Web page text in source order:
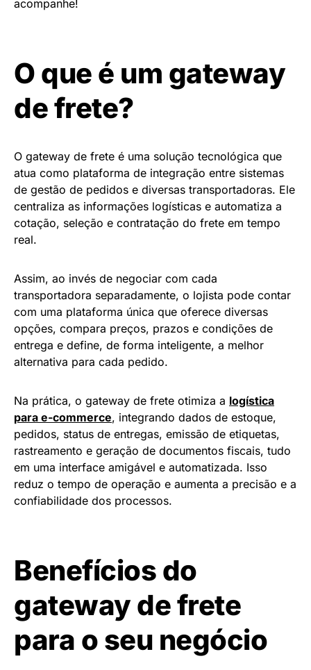
acompanhe!
O que é um gateway
de frete?
O gateway de frete é uma solução tecnológica que
atua como plataforma de integração entre sistemas
de gestão de pedidos e diversas transportadoras. Ele
centraliza as informações logísticas e automatiza a
cotação, seleção e contratação do frete em tempo
real.
Assim, ao invés de negociar com cada
transportadora separadamente, o lojista pode contar
com uma plataforma única que oferece diversas
opções, compara preços, prazos e condições de
entrega e define, de forma inteligente, a melhor
alternativa para cada pedido.
Na prática, o gateway de frete otimiza a logística
para e-commerce, integrando dados de estoque,
pedidos, status de entregas, emissão de etiquetas,
rastreamento e geração de documentos fiscais, tudo
em uma interface amigável e automatizada. Isso
reduz o tempo de operação e aumenta a precisão e a
confiabilidade dos processos.
Benefícios do
gateway de frete
para o seu negócio